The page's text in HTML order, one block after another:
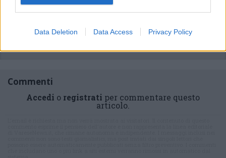
Data Deletion Data Access Privacy Policy
Commenti
Accedi o registrati per commentare questo
articolo.